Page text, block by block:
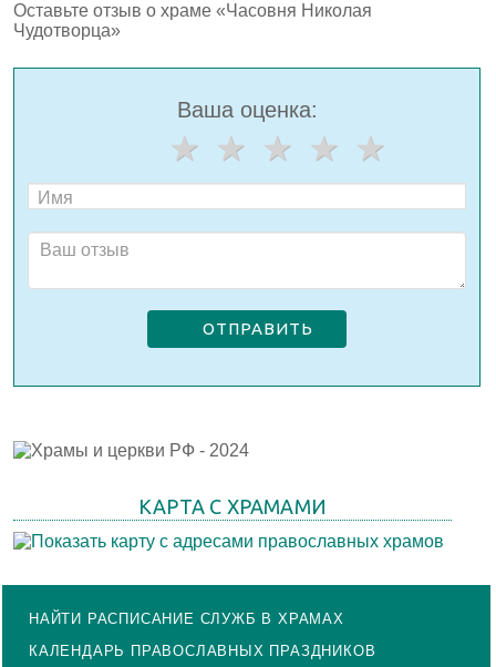
Оставьте отзыв о храме «Часовня Николая
Чудотворца»
Ваша оценка:
ОТПРАВИТЬ
КАРТА С ХРАМАМИ
НАЙТИ РАСПИСАНИЕ СЛУЖБ В ХРАМАХ
КАЛЕНДАРЬ ПРАВОСЛАВНЫХ ПРАЗДНИКОВ